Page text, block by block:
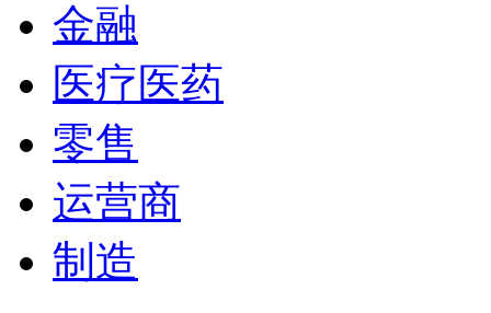
金融
医疗医药
零售
运营商
制造